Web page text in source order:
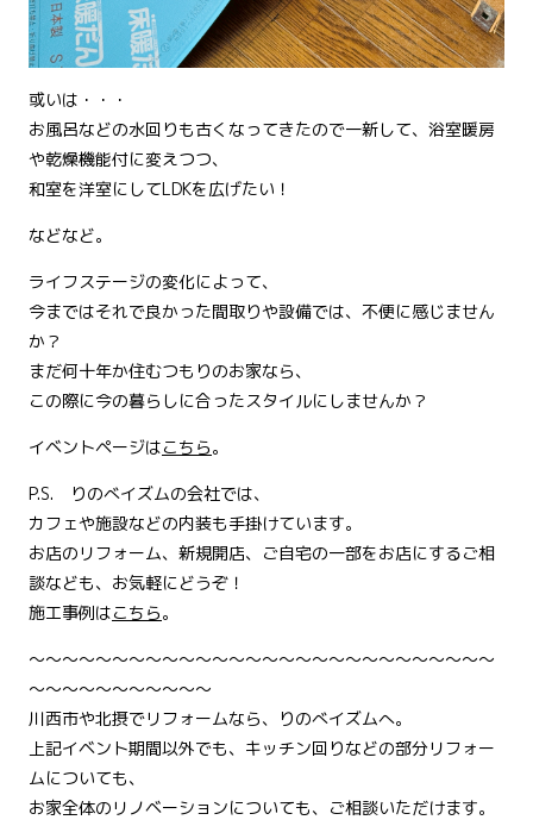
或いは・・・
お風呂などの水回りも古くなってきたので一新して、浴室暖房
や乾燥機能付に変えつつ、
和室を洋室にしてLDKを広げたい！
などなど。
ライフステージの変化によって、
今まではそれで良かった間取りや設備では、不便に感じません
か？
まだ何十年か住むつもりのお家なら、
この際に今の暮らしに合ったスタイルにしませんか？
イベントページはこちら。
P.S. りのべイズムの会社では、
カフェや施設などの内装も手掛けています。
お店のリフォーム、新規開店、ご自宅の一部をお店にするご相
談なども、お気軽にどうぞ！
施工事例はこちら。
～～～～～～～～～～～～～～～～～～～～～～～～～～～～
～～～～～～～～～～～
川西市や北摂でリフォームなら、りのべイズムへ。
上記イベント期間以外でも、キッチン回りなどの部分リフォー
ムについても、
お家全体のリノベーションについても、ご相談いただけます。